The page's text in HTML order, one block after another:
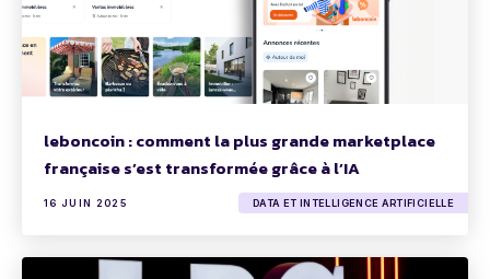
leboncoin : comment la plus grande marketplace
française s’est transformée grâce à l’IA
16 JUIN 2025 DATA ET INTELLIGENCE ARTIFICIELLE